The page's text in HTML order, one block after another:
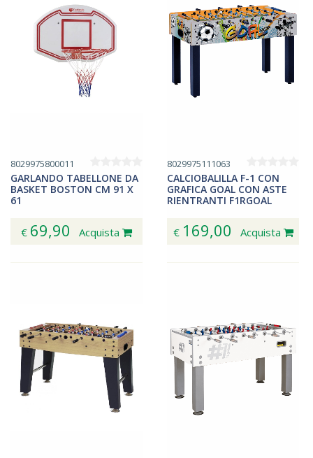
8029975800011
GARLANDO TABELLONE DA
BASKET BOSTON CM 91 X
61
€ 69,90 Acquista
8029975111063
CALCIOBALILLA F-1 CON
GRAFICA GOAL CON ASTE
RIENTRANTI F1RGOAL
€ 169,00 Acquista